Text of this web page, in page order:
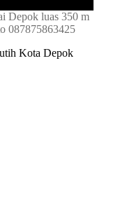
Depok luas 350 m
087875863425
Kota Depok